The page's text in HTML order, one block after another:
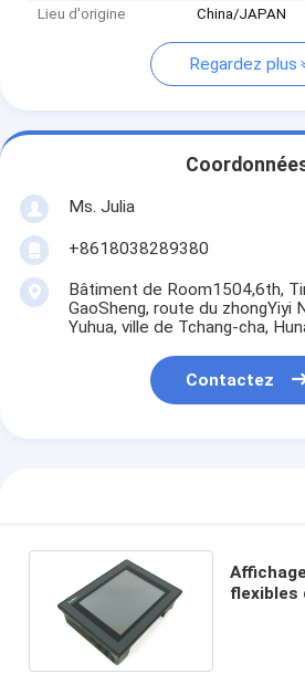
Lieu d'origine
China/JAPAN
Regardez plus
Ms. Julia
+8618038289380
Bâtiment de Room1504,6th,
GaoSheng, route du zhongYiyi
Yuhua, ville de Tchang-cha,
Contactez
flexibles